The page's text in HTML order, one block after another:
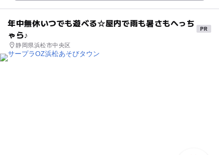
年中無休いつでも遊べる☆屋内で雨も暑さもへっち
ゃら♪
静岡県浜松市中央区